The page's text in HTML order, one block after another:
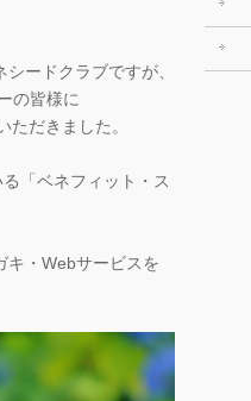
ードクラブですが、
の皆様に
ただきました。
「ベネフィット・ス
キ・Webサービスを